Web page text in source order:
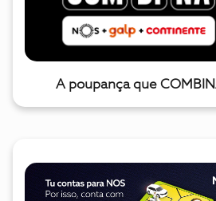
A poupança que